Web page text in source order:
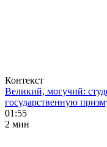
Контекст
Великий, могучий:
государственную
01:55
2 мин